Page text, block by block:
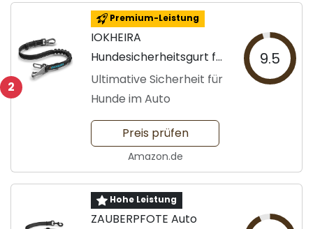
2
Premium-Leistung
IOKHEIRA
Hundesicherheitsgurt für
Autos
Ultimative Sicherheit für
Hunde im Auto
9.5
Preis prüfen
Amazon.de
Hohe Leistung
ZAUBERPFOTE Auto